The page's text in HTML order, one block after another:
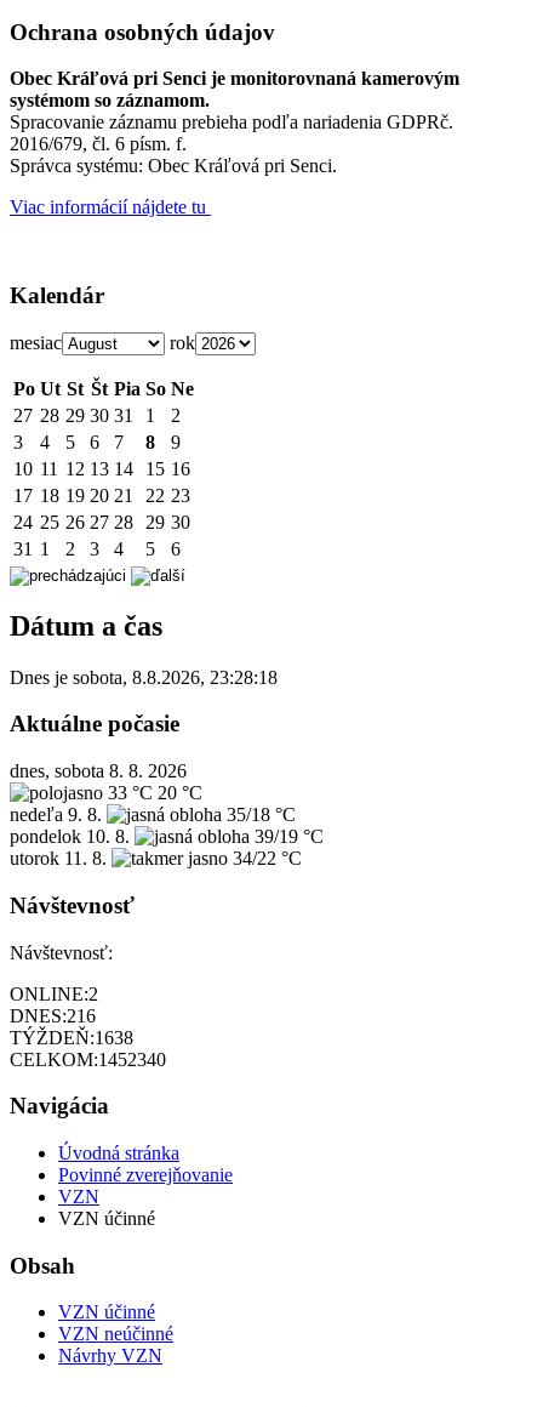
Ochrana osobných údajov
Obec Kráľová pri Senci je monitorovnaná kamerovým
systémom so záznamom.
Spracovanie záznamu prebieha podľa nariadenia GDPRč.
2016/679, čl. 6 písm. f.
Správca systému: Obec Kráľová pri Senci.
Viac informácií nájdete tu
Kalendár
mesiac rok
Po Ut St Št Pia So Ne
27 28 29 30 31 1
2
3
4 5 6 7 8
9
10 11 12 13 14 15 16
17 18 19 20 21 22 23
24 25 26 27 28 29 30
31 1 2 3 4 5 6
Dátum a čas
Dnes je sobota, 8.8.2026, 23:28:18
Aktuálne počasie
dnes, sobota 8. 8. 2026
33 °C 20 °C
nedeľa 9. 8.
35/18 °C
pondelok 10. 8.
39/19 °C
utorok 11. 8. 34/22 °C
Návštevnosť
Návštevnosť:
ONLINE:2
DNES:216
TÝŽDEŇ:1638
CELKOM:1452340
Navigácia
Úvodná stránka
Povinné zverejňovanie
VZN
VZN účinné
Obsah
VZN účinné
VZN neúčinné
Návrhy VZN